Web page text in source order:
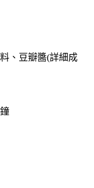
、豆瓣醬(詳細成